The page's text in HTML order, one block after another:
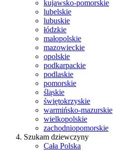
kujawsko-pomorskie
lubelskie
lubuskie
łódzkie
małopolskie
mazowieckie
opolskie
podkarpackie
podlaskie
pomorskie
śląskie
świętokrzyskie
warmińsko-mazurskie
wielkopolskie
zachodniopomorskie
Szukam dziewczyny
Cała Polska